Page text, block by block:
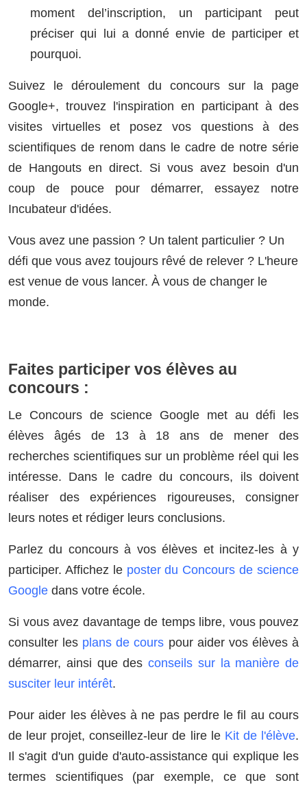
moment del’inscription, un participant peut
préciser qui lui a donné envie de participer et
pourquoi.
Suivez le déroulement du concours sur la page
Google+, trouvez l'inspiration en participant à des
visites virtuelles et posez vos questions à des
scientifiques de renom dans le cadre de notre série
de Hangouts en direct. Si vous avez besoin d'un
coup de pouce pour démarrer, essayez notre
Incubateur d'idées.
Vous avez une passion ? Un talent particulier ? Un
défi que vous avez toujours rêvé de relever ? L'heure
est venue de vous lancer. À vous de changer le
monde.
Faites participer vos élèves au
concours :
Le Concours de science Google met au défi les
élèves âgés de 13 à 18 ans de mener des
recherches scientifiques sur un problème réel qui les
intéresse. Dans le cadre du concours, ils doivent
réaliser des expériences rigoureuses, consigner
leurs notes et rédiger leurs conclusions.
Parlez du concours à vos élèves et incitez-les à y
participer. Affichez le poster du Concours de science
Google dans votre école.
Si vous avez davantage de temps libre, vous pouvez
consulter les plans de cours pour aider vos élèves à
démarrer, ainsi que des conseils sur la manière de
susciter leur intérêt.
Pour aider les élèves à ne pas perdre le fil au cours
de leur projet, conseillez-leur de lire le Kit de l'élève.
Il s'agit d'un guide d'auto-assistance qui explique les
termes scientifiques (par exemple, ce que sont